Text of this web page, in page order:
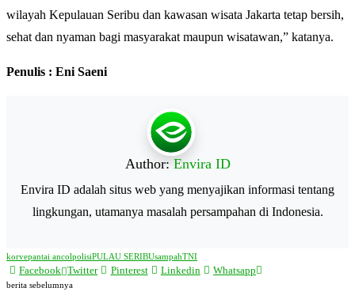
wilayah Kepulauan Seribu dan kawasan wisata Jakarta tetap bersih,
sehat dan nyaman bagi masyarakat maupun wisatawan,” katanya.
Penulis : Eni Saeni
Author: Envira ID
Envira ID adalah situs web yang menyajikan informasi tentang
lingkungan, utamanya masalah persampahan di Indonesia.
korvepantai ancolpolisiPULAU SERIBUsampahTNI
Facebook Twitter Pinterest Linkedin Whatsapp
berita sebelumnya